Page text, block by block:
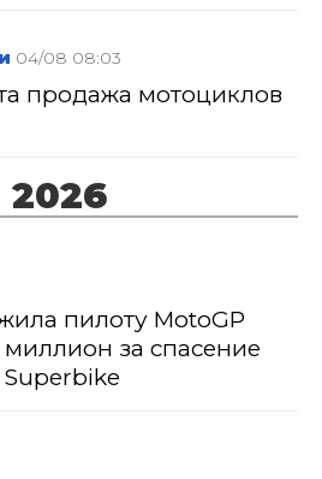
04/08 08:03
продажа мотоциклов
2026
пилоту MotoGP
за спасение